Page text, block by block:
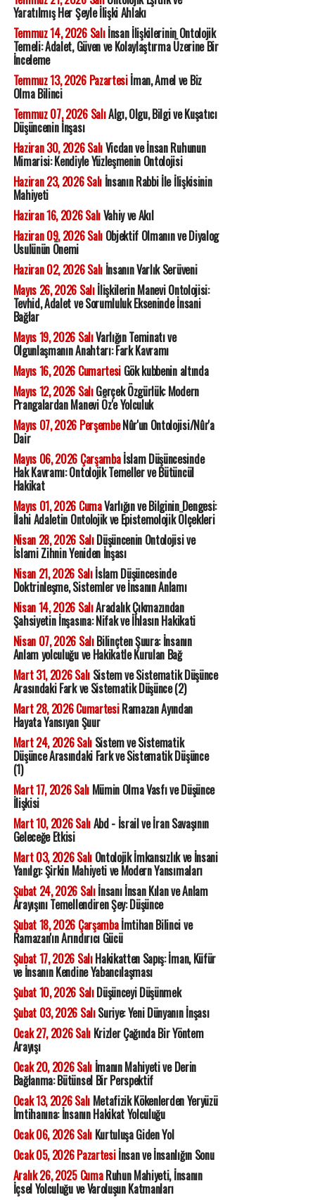
Yaratılmış Her Şeyle İlişki Ahlakı
Temmuz 14, 2026 Salıİnsan İlişkilerinin Ontolojik
Temeli: Adalet, Güven ve Kolaylaştırma Üzerine Bir
İnceleme
Temmuz 13, 2026 Pazartesiİman, Amel ve Biz
Olma Bilinci
Temmuz 07, 2026 SalıAlgı, Olgu, Bilgi ve Kuşatıcı
Düşüncenin İnşası
Haziran 30, 2026 SalıVicdan ve İnsan Ruhunun
Mimarisi: Kendiyle Yüzleşmenin Ontolojisi
Haziran 23, 2026 Salıİnsanın Rabbi İle İlişkisinin
Mahiyeti
Haziran 16, 2026 SalıVahiy ve Akıl
Haziran 09, 2026 SalıObjektif Olmanın ve Diyalog
Usulünün Önemi
Haziran 02, 2026 Salıİnsanın Varlık Serüveni
Mayıs 26, 2026 Salıİlişkilerin Manevi Ontolojisi:
Tevhid, Adalet ve Sorumluluk Ekseninde İnsani
Bağlar
Mayıs 19, 2026 SalıVarlığın Teminatı ve
Olgunlaşmanın Anahtarı: Fark Kavramı
Mayıs 16, 2026 CumartesiGök kubbenin altında
Mayıs 12, 2026 SalıGerçek Özgürlük: Modern
Prangalardan Manevi Öz'e Yolculuk
Mayıs 07, 2026 PerşembeNûr'un Ontolojisi/Nûr'a
Dair
Mayıs 06, 2026 Çarşambaİslam Düşüncesinde
Hak Kavramı: Ontolojik Temeller ve Bütüncül
Hakikat
Mayıs 01, 2026 CumaVarlığın ve Bilginin Dengesi:
İlahi Adaletin Ontolojik ve Epistemolojik Ölçekleri
Nisan 28, 2026 SalıDüşüncenin Ontolojisi ve
İslami Zihnin Yeniden İnşası
Nisan 21, 2026 Salıİslam Düşüncesinde
Doktrinleşme, Sistemler ve İnsanın Anlamı
Nisan 14, 2026 SalıAradalık Çıkmazından
Şahsiyetin İnşasına: Nifak ve İhlasın Hakikati
Nisan 07, 2026 SalıBilinçten Şuura: İnsanın
Anlam yolculuğu ve Hakikatle Kurulan Bağ
Mart 31, 2026 SalıSistem ve Sistematik Düşünce
Arasındaki Fark ve Sistematik Düşünce (2)
Mart 28, 2026 CumartesiRamazan Ayından
Hayata Yansıyan Şuur
Mart 24, 2026 SalıSistem ve Sistematik
Düşünce Arasındaki Fark ve Sistematik Düşünce
(1)
Mart 17, 2026 SalıMümin Olma Vasfı ve Düşünce
İlişkisi
Mart 10, 2026 SalıAbd - İsrail ve İran Savaşının
Geleceğe Etkisi
Mart 03, 2026 SalıOntolojik İmkansızlık ve İnsani
Yanılgı: Şirkin Mahiyeti ve Modern Yansımaları
Şubat 24, 2026 Salıİnsanı İnsan Kılan ve Anlam
Arayışını Temellendiren Şey: Düşünce
Şubat 18, 2026 Çarşambaİmtihan Bilinci ve
Ramazan'ın Arındırıcı Gücü
Şubat 17, 2026 SalıHakikatten Sapış: İman, Küfür
ve İnsanın Kendine Yabancılaşması
Şubat 10, 2026 SalıDüşünceyi Düşünmek
Şubat 03, 2026 SalıSuriye: Yeni Dünyanın İnşası
Ocak 27, 2026 SalıKrizler Çağında Bir Yöntem
Arayışı
Ocak 20, 2026 Salıİmanın Mahiyeti ve Derin
Bağlanma: Bütünsel Bir Perspektif
Ocak 13, 2026 SalıMetafizik Kökenlerden Yeryüzü
İmtihanına: İnsanın Hakikat Yolculuğu
Ocak 06, 2026 SalıKurtuluşa Giden Yol
Ocak 05, 2026 Pazartesiİnsan ve İnsanlığın Sonu
Aralık 26, 2025 CumaRuhun Mahiyeti, İnsanın
İçsel Yolculuğu ve Varoluşun Katmanları